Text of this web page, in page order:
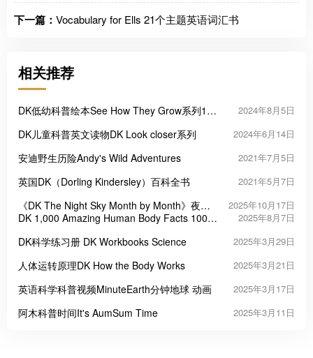
下一篇： Vocabulary for Ells 21个主题英语词汇书
相关推荐
DK低幼科普绘本See How They Grow系列15
2024年8月5日
DK儿童科普英文读物DK Look closer系列 2024年6月14日
安迪野生历险Andy's Wild Adventures 2021年7月5日
英国DK（Dorling Kindersley）百科全书 2021年5月7日
《DK The Night Sky Month by Month》夜空
月历
2025年10月17日
DK 1,000 Amazing Human Body Facts 1000
2025年8月7日
DK科学练习册 DK Workbooks Science 2025年3月29日
人体运转原理DK How the Body Works 2025年3月21日
英语科学科普视频MinuteEarth分钟地球 动画 2025年3月17日
阿木科普时间It's AumSum Time 2025年3月11日